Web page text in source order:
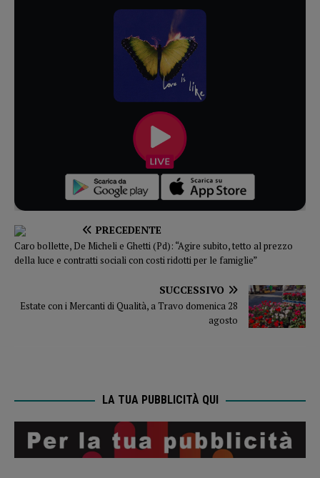
PRECEDENTE
Caro bollette, De Micheli e Ghetti (Pd): “Agire subito, tetto al prezzo
della luce e contratti sociali con costi ridotti per le famiglie”
SUCCESSIVO
Estate con i Mercanti di Qualità, a Travo domenica 28
agosto
LA TUA PUBBLICITÀ QUI